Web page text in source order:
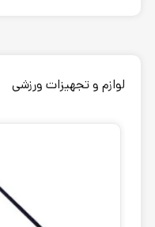
لوازم و تجهیزات ورزشی